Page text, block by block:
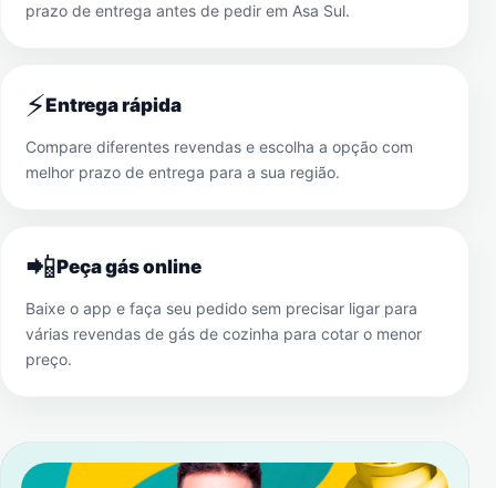
prazo de entrega antes de pedir em Asa Sul.
⚡Entrega rápida
Compare diferentes revendas e escolha a opção com
melhor prazo de entrega para a sua região.
📲Peça gás online
Baixe o app e faça seu pedido sem precisar ligar para
várias revendas de gás de cozinha para cotar o menor
preço.